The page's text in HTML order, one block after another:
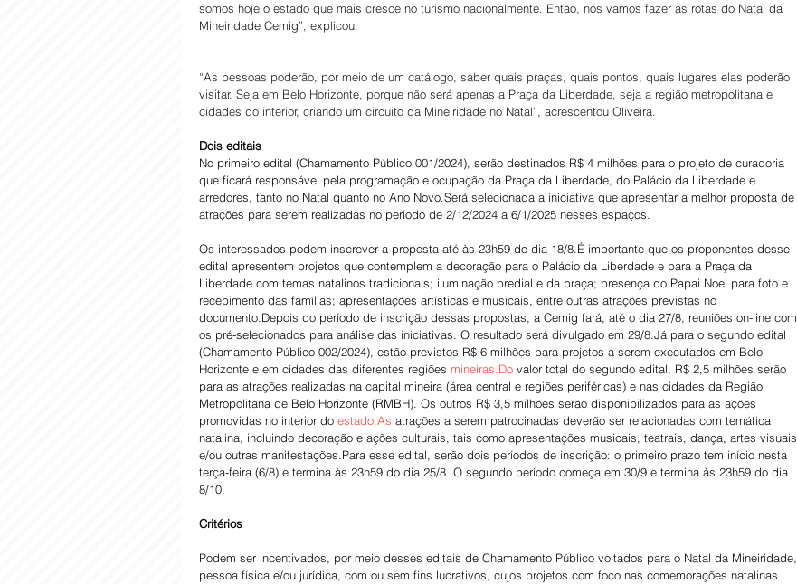
somos hoje o estado que mais cresce no turismo nacionalmente. Então, nós vamos fazer as rotas do Natal da
Mineiridade Cemig”, explicou.
“As pessoas poderão, por meio de um catálogo, saber quais praças, quais pontos, quais lugares elas poderão
visitar. Seja em Belo Horizonte, porque não será apenas a Praça da Liberdade, seja a região metropolitana e
cidades do interior, criando um circuito da Mineiridade no Natal”, acrescentou Oliveira.
Dois editais
No primeiro edital (Chamamento Público 001/2024), serão destinados R$ 4 milhões para o projeto de curadoria
que ficará responsável pela programação e ocupação da Praça da Liberdade, do Palácio da Liberdade e
arredores, tanto no Natal quanto no Ano Novo.Será selecionada a iniciativa que apresentar a melhor proposta de
atrações para serem realizadas no período de 2/12/2024 a 6/1/2025 nesses espaços.
Os interessados podem inscrever a proposta até às 23h59 do dia 18/8.É importante que os proponentes desse
edital apresentem projetos que contemplem a decoração para o Palácio da Liberdade e para a Praça da
Liberdade com temas natalinos tradicionais; iluminação predial e da praça; presença do Papai Noel para foto e
recebimento das famílias; apresentações artísticas e musicais, entre outras atrações previstas no
documento.Depois do período de inscrição dessas propostas, a Cemig fará, até o dia 27/8, reuniões on-line com
os pré-selecionados para análise das iniciativas. O resultado será divulgado em 29/8.Já para o segundo edital
(Chamamento Público 002/2024), estão previstos R$ 6 milhões para projetos a serem executados em Belo
Horizonte e em cidades das diferentes regiões mineiras.Do valor total do segundo edital, R$ 2,5 milhões serão
para as atrações realizadas na capital mineira (área central e regiões periféricas) e nas cidades da Região
Metropolitana de Belo Horizonte (RMBH). Os outros R$ 3,5 milhões serão disponibilizados para as ações
promovidas no interior do estado.As atrações a serem patrocinadas deverão ser relacionadas com temática
natalina, incluindo decoração e ações culturais, tais como apresentações musicais, teatrais, dança, artes visuais
e/ou outras manifestações.Para esse edital, serão dois períodos de inscrição: o primeiro prazo tem início nesta
terça-feira (6/8) e termina às 23h59 do dia 25/8. O segundo período começa em 30/9 e termina às 23h59 do dia
8/10.
Critérios
Podem ser incentivados, por meio desses editais de Chamamento Público voltados para o Natal da Mineiridade,
pessoa física e/ou jurídica, com ou sem fins lucrativos, cujos projetos com foco nas comemorações natalinas